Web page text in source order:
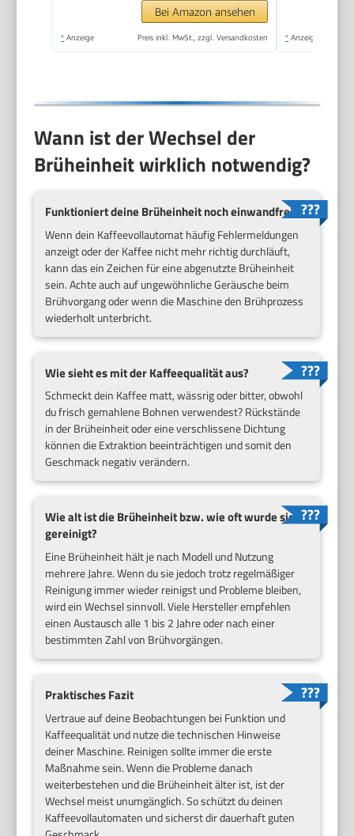
Studentenapartment,
Schwarz - INKLUSIVE
Bei Amazon ansehen
* Anzeige Preis inkl. MwSt., zzgl. Versandkosten * Anzeige
Wann ist der Wechsel der
Brüheinheit wirklich notwendig?
Funktioniert deine Brüheinheit noch einwandfrei?
Wenn dein Kaffeevollautomat häufig Fehlermeldungen
anzeigt oder der Kaffee nicht mehr richtig durchläuft,
kann das ein Zeichen für eine abgenutzte Brüheinheit
sein. Achte auch auf ungewöhnliche Geräusche beim
Brühvorgang oder wenn die Maschine den Brühprozess
wiederholt unterbricht.
Wie sieht es mit der Kaffeequalität aus?
Schmeckt dein Kaffee matt, wässrig oder bitter, obwohl
du frisch gemahlene Bohnen verwendest? Rückstände
in der Brüheinheit oder eine verschlissene Dichtung
können die Extraktion beeinträchtigen und somit den
Geschmack negativ verändern.
Wie alt ist die Brüheinheit bzw. wie oft wurde sie
gereinigt?
Eine Brüheinheit hält je nach Modell und Nutzung
mehrere Jahre. Wenn du sie jedoch trotz regelmäßiger
Reinigung immer wieder reinigst und Probleme bleiben,
wird ein Wechsel sinnvoll. Viele Hersteller empfehlen
einen Austausch alle 1 bis 2 Jahre oder nach einer
bestimmten Zahl von Brühvorgängen.
Praktisches Fazit
Vertraue auf deine Beobachtungen bei Funktion und
Kaffeequalität und nutze die technischen Hinweise
deiner Maschine. Reinigen sollte immer die erste
Maßnahme sein. Wenn die Probleme danach
weiterbestehen und die Brüheinheit älter ist, ist der
Wechsel meist unumgänglich. So schützt du deinen
Kaffeevollautomaten und sicherst dir dauerhaft guten